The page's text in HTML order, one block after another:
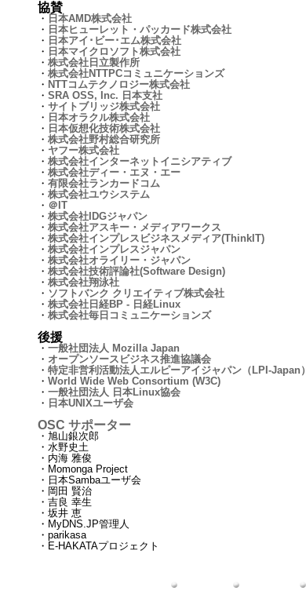
協賛
・ 日本AMD株式会社
・ 日本ヒューレット・パッカード株式会社
・ 日本アイ･ビー･エム株式会社
・ 日本マイクロソフト株式会社
・ 株式会社日立製作所
・ 株式会社NTTPCコミュニケーションズ
・ NTTコムテクノロジー株式会社
・ SRA OSS, Inc. 日本支社
・ サイトブリッジ株式会社
・ 日本オラクル株式会社
・ 日本仮想化技術株式会社
・ 株式会社野村総合研究所
・ ヤフー株式会社
・ 株式会社インターネットイニシアティブ
・ 株式会社ディー・エヌ・エー
・ 有限会社ランカードコム
・ 株式会社ユウシステム
・ ＠IT
・ 株式会社IDGジャパン
・ 株式会社アスキー・メディアワークス
・ 株式会社インプレスビジネスメディア(ThinkIT)
・ 株式会社インプレスジャパン
・ 株式会社オライリー・ジャパン
・ 株式会社技術評論社(Software Design)
・ 株式会社翔泳社
・ ソフトバンク クリエイティブ株式会社
・ 株式会社日経BP - 日経Linux
・ 株式会社毎日コミュニケーションズ
後援
・ 一般社団法人 Mozilla Japan
・ オープンソースビジネス推進協議会
・ 特定非営利活動法人エルピーアイジャパン（LPI-Japan）
・ World Wide Web Consortium (W3C)
・ 一般社団法人 日本Linux協会
・ 日本UNIXユーザ会
OSC サポーター
・旭山銀次郎
・水野史土
・内海 雅俊
・Momonga Project
・日本Sambaユーザ会
・岡田 賢治
・吉良 幸生
・坂井 恵
・MyDNS.JP管理人
・parikasa
・E-HAKATAプロジェクト